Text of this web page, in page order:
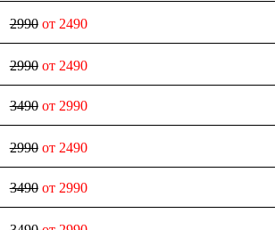
2990от 2490
2990от 2490
3490от 2990
2990от 2490
3490от 2990